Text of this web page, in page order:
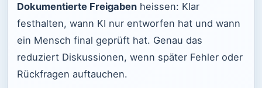
Dokumentierte Freigaben heissen: Klar
festhalten, wann KI nur entworfen hat und wann
ein Mensch final geprüft hat. Genau das
reduziert Diskussionen, wenn später Fehler oder
Rückfragen auftauchen.